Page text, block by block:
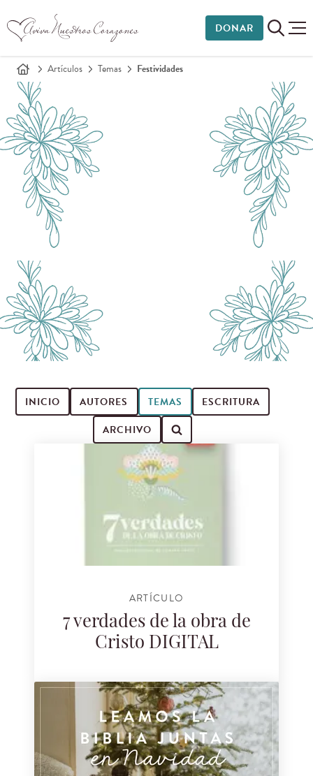
DONAR
Artículos Temas Festividades
INICIO AUTORES TEMAS
ESCRITURA
ARCHIVO
Buscar artículos
ARTÍCULO
7 verdades de la obra de
Cristo DIGITAL